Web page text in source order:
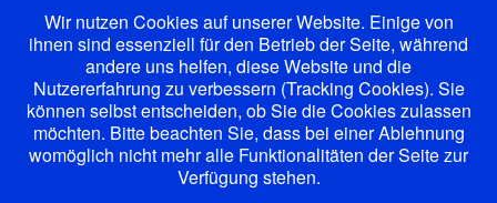
Wir nutzen Cookies auf unserer Website. Einige von
ihnen sind essenziell für den Betrieb der Seite, während
andere uns helfen, diese Website und die
Nutzererfahrung zu verbessern (Tracking Cookies). Sie
können selbst entscheiden, ob Sie die Cookies zulassen
möchten. Bitte beachten Sie, dass bei einer Ablehnung
womöglich nicht mehr alle Funktionalitäten der Seite zur
Verfügung stehen.